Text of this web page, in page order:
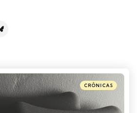
Posted
in
CRÔNICAS